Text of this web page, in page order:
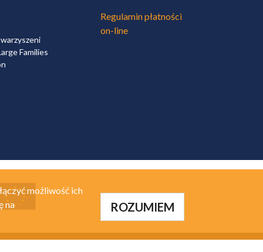
Families
Regulamin płatności
on-line
możliwość ich
na
ROZUMIEM